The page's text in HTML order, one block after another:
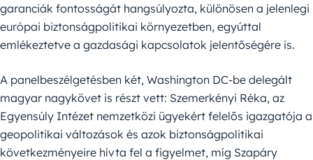
garanciák fontosságát hangsúlyozta, különösen a jelenlegi
európai biztonságpolitikai környezetben, egyúttal
emlékeztetve a gazdasági kapcsolatok jelentőségére is.
A panelbeszélgetésben két, Washington DC-be delegált
magyar nagykövet is részt vett: Szemerkényi Réka, az
Egyensúly Intézet nemzetközi ügyekért felelős igazgatója a
geopolitikai változások és azok biztonságpolitikai
következményeire hívta fel a figyelmet, míg Szapáry